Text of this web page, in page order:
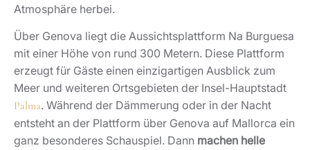
Atmosphäre herbei.
Über Genova liegt die Aussichtsplattform Na Burguesa
mit einer Höhe von rund 300 Metern. Diese Plattform
erzeugt für Gäste einen einzigartigen Ausblick zum
Meer und weiteren Ortsgebieten der Insel-Hauptstadt
Palma. Während der Dämmerung oder in der Nacht
entsteht an der Plattform über Genova auf Mallorca ein
ganz besonderes Schauspiel. Dann machen helle